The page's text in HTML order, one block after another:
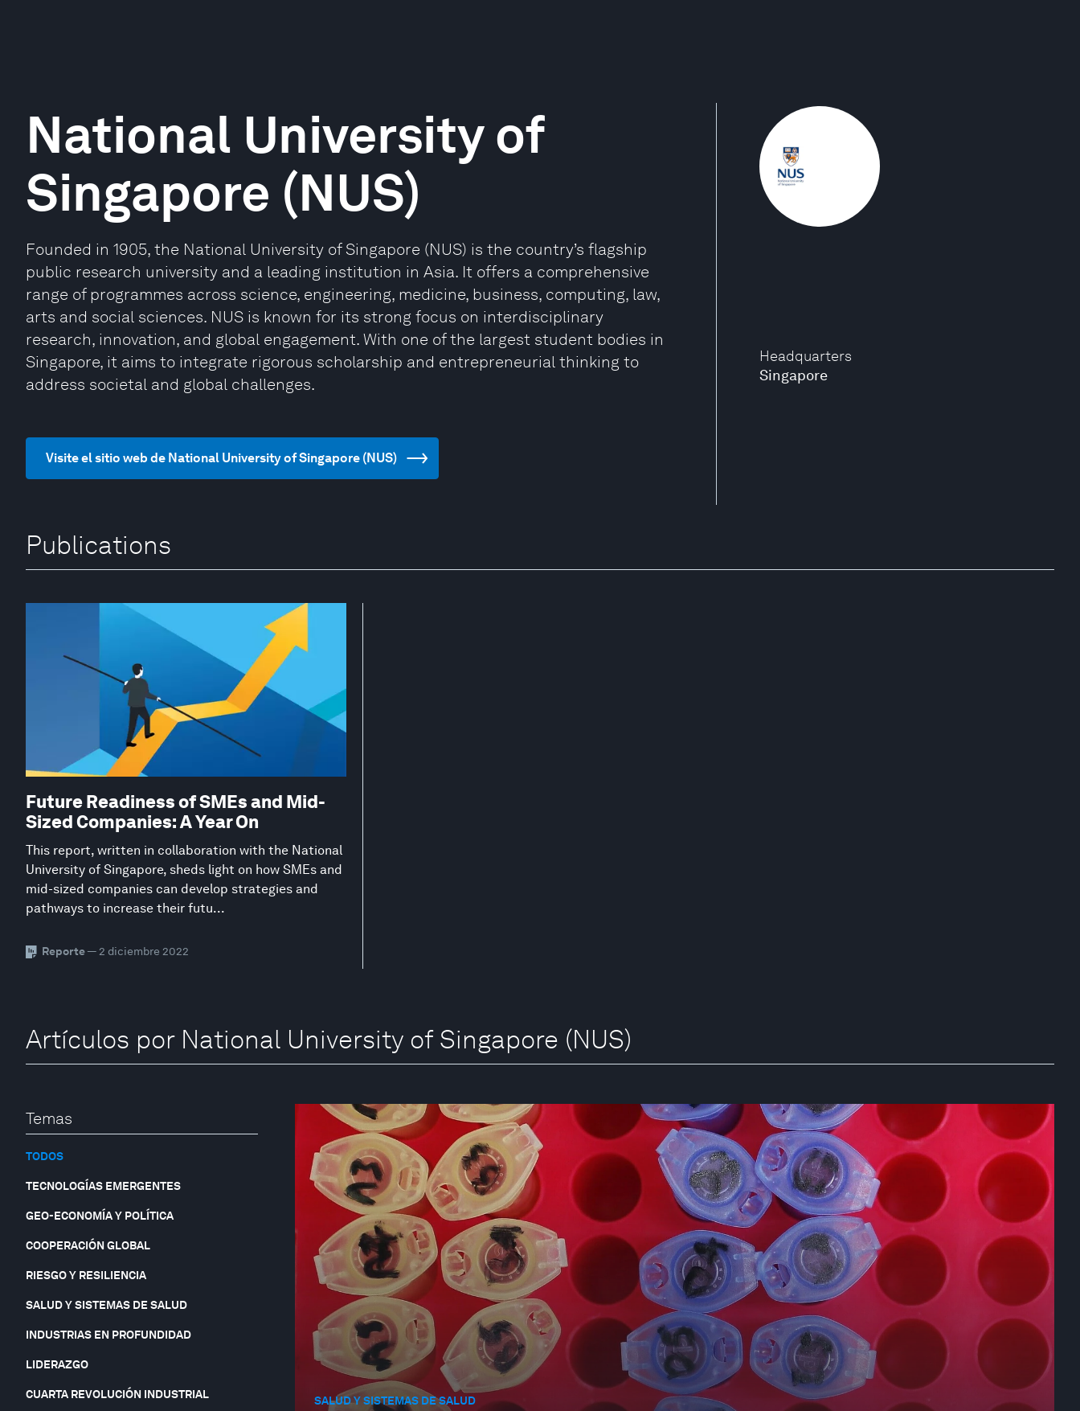
Headquarters
Singapore
National University of
Singapore (NUS)
Founded in 1905, the National University of Singapore (NUS) is the country’s flagship
public research university and a leading institution in Asia. It offers a comprehensive
range of programmes across science, engineering, medicine, business, computing, law,
arts and social sciences. NUS is known for its strong focus on interdisciplinary
research, innovation, and global engagement. With one of the largest student bodies in
Singapore, it aims to integrate rigorous scholarship and entrepreneurial thinking to
address societal and global challenges.
Visite el sitio web de National University of Singapore (NUS)
Publications
Future Readiness of SMEs and Mid-
Sized Companies: A Year On
This report, written in collaboration with the National
University of Singapore, sheds light on how SMEs and
mid-sized companies can develop strategies and
pathways to increase their futu...
Reporte— 2 diciembre 2022
Artículos por National University of Singapore (NUS)
Temas
TODOS
TECNOLOGÍAS EMERGENTES
GEO-ECONOMÍA Y POLÍTICA
COOPERACIÓN GLOBAL
RIESGO Y RESILIENCIA
SALUD Y SISTEMAS DE SALUD
INDUSTRIAS EN PROFUNDIDAD
LIDERAZGO
CUARTA REVOLUCIÓN INDUSTRIAL SALUD Y SISTEMAS DE SALUD